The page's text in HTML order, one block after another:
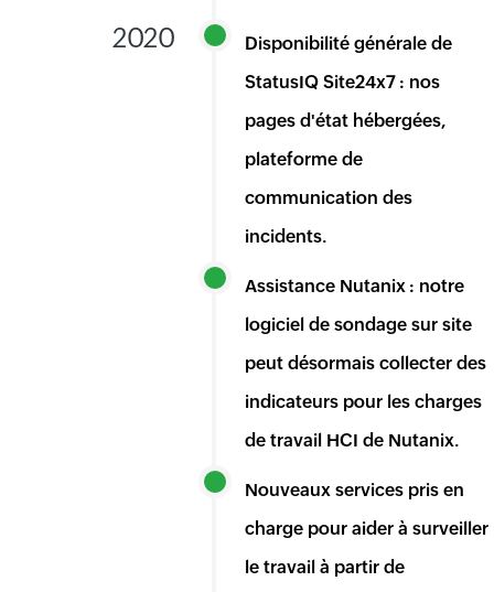
2020
Disponibilité générale de
StatusIQ Site24x7 : nos
pages d'état hébergées,
plateforme de
communication des
incidents.
Assistance Nutanix : notre
logiciel de sondage sur site
peut désormais collecter des
indicateurs pour les charges
de travail HCI de Nutanix.
Nouveaux services pris en
charge pour aider à surveiller
le travail à partir de